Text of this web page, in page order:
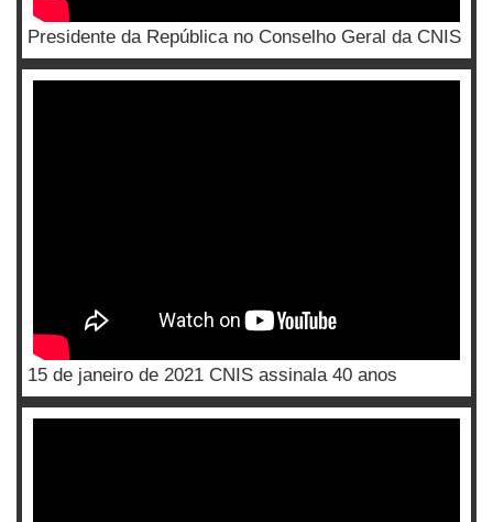
Presidente da República no Conselho Geral da CNIS
15 de janeiro de 2021 CNIS assinala 40 anos